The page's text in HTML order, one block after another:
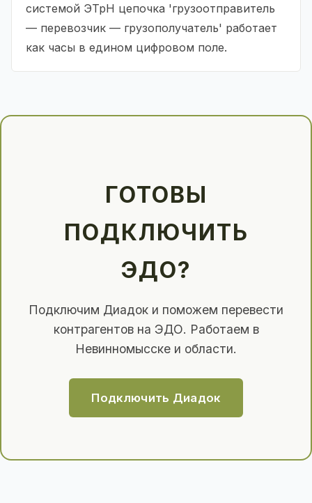
системой ЭТрН цепочка 'грузоотправитель
— перевозчик — грузополучатель' работает
как часы в едином цифровом поле.
ГОТОВЫ
ПОДКЛЮЧИТЬ
ЭДО?
Подключим Диадок и поможем перевести
контрагентов на ЭДО. Работаем в
Невинномысске и области.
Подключить Диадок